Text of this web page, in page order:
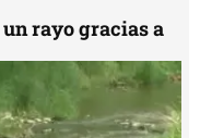
rayo gracias a